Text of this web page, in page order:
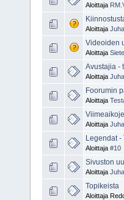
Aloittaja
Aloittaja
Videoiden
Aloittaja Siete
Avustajia -
Aloittaja
Foorumin
Aloittaja
Aloittaja
Legendat -
Aloittaja #10
Sivuston
Aloittaja
Topikeista
Aloittaja